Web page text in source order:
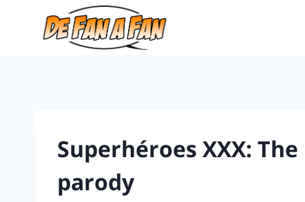
Superhéroes XXX:
parody